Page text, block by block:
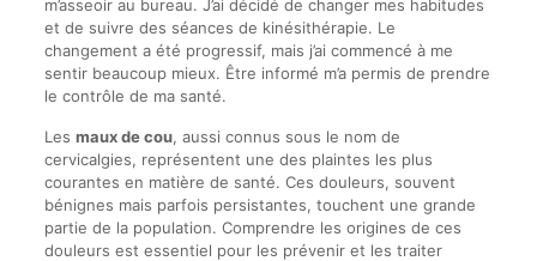
m’asseoir au bureau. J’ai décidé de changer mes habitudes
et de suivre des séances de kinésithérapie. Le
changement a été progressif, mais j’ai commencé à me
sentir beaucoup mieux. Être informé m’a permis de prendre
le contrôle de ma santé.
Les maux de cou, aussi connus sous le nom de
cervicalgies, représentent une des plaintes les plus
courantes en matière de santé. Ces douleurs, souvent
bénignes mais parfois persistantes, touchent une grande
partie de la population. Comprendre les origines de ces
douleurs est essentiel pour les prévenir et les traiter